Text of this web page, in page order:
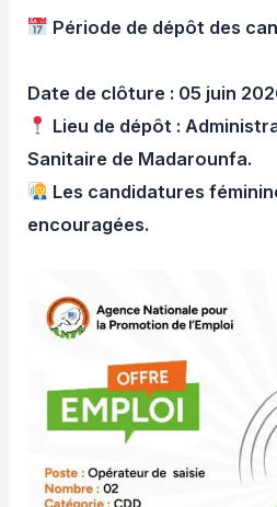
Période de dépôt des
Date de clôture : 05 juin
Lieu de dépôt :
Sanitaire de Madarounfa.
Les candidatures
encouragées.